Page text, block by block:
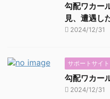
勾配ワカー
見、遭遇し
2024/12/31
サポートサイト
勾配ワカー
2024/12/31